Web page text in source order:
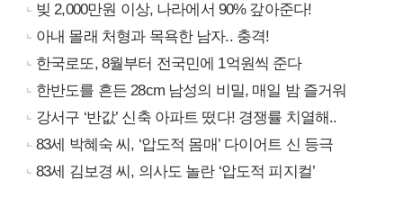
빚 2,000만원 이상, 나라에서 90% 갚아준다!
아내 몰래 처형과 목욕한 남자.. 충격!
한국로또, 8월부터 전국민에 1억원씩 준다
한반도를 흔든 28cm 남성의 비밀, 매일 밤 즐거워
강서구 ‘반값’ 신축 아파트 떴다! 경쟁률 치열해..
83세 박혜숙 씨, ‘압도적 몸매’ 다이어트 신 등극
83세 김보경 씨, 의사도 놀란 ‘압도적 피지컬’